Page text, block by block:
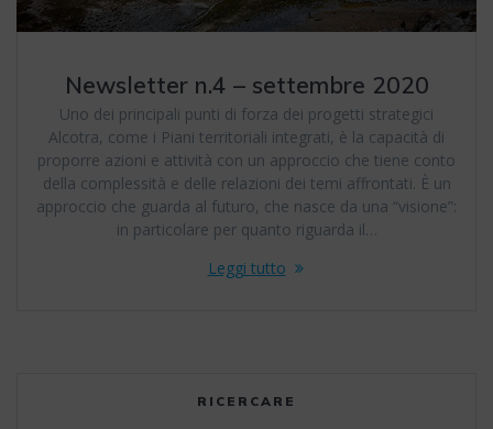
Newsletter n.4 – settembre 2020
Uno dei principali punti di forza dei progetti strategici
Alcotra, come i Piani territoriali integrati, è la capacità di
proporre azioni e attività con un approccio che tiene conto
della complessità e delle relazioni dei temi affrontati. È un
approccio che guarda al futuro, che nasce da una “visione”:
in particolare per quanto riguarda il…
Leggi tutto
RICERCARE